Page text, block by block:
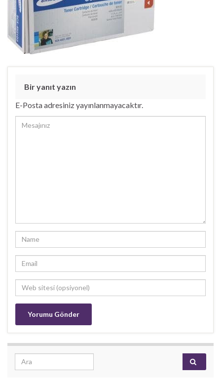
Bir yanıt yazın
E-Posta adresiniz yayınlanmayacaktır.
Search for: